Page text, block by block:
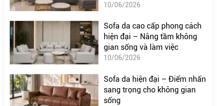
10/06/2026
Sofa da cao cấp phong cách
hiện đại – Nâng tầm không
gian sống và làm việc
10/06/2026
Sofa da hiện đại – Điểm nhấn
sang trọng cho không gian
sống